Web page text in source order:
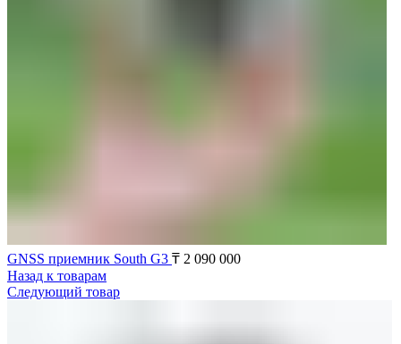
GNSS приемник South G3 ₸ 2 090 000
Назад к товарам
Следующий товар